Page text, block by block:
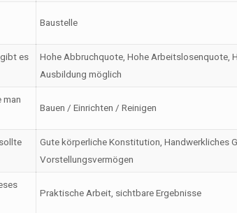
Baustelle
es
Hohe Abbruchquote, Hohe Arbeitslosenquote,
Ausbildung möglich
man
Bauen / Einrichten / Reinigen
Gute körperliche Konstitution, Handwerkliches
Vorstellungsvermögen
Praktische Arbeit, sichtbare Ergebnisse